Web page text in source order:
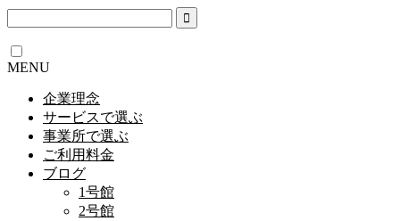
MENU
企業理念
サービスで選ぶ
事業所で選ぶ
ご利用料金
ブログ
1号館
2号館